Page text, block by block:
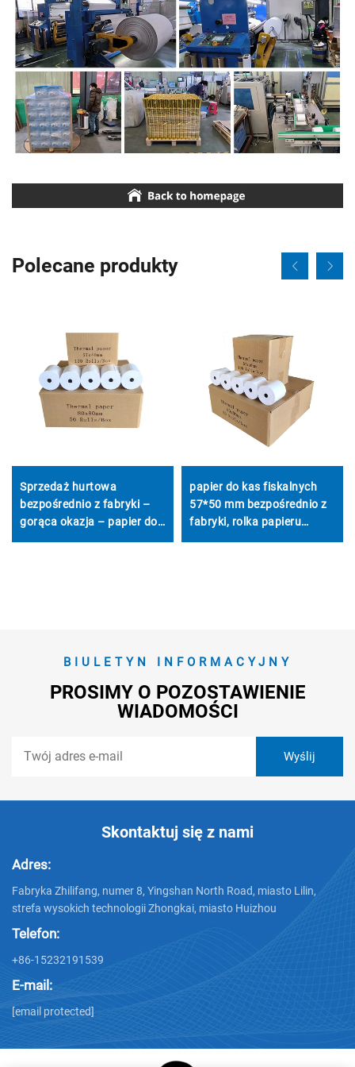
Polecane produkty
Sprzedaż hurtowa
bezpośrednio z fabryki –
gorąca okazja – papier do
papier do kas fiskalnych
57*50 mm bezpośrednio z
fabryki, rolka papieru
BIULETYN INFORMACYJNY
PROSIMY O POZOSTAWIENIE
WIADOMOŚCI
Skontaktuj się z nami
Adres:
Fabryka Zhilifang, numer 8, Yingshan North Road, miasto Lilin,
strefa wysokich technologii Zhongkai, miasto Huizhou
Telefon:
+86-15232191539
E-mail:
[email protected]